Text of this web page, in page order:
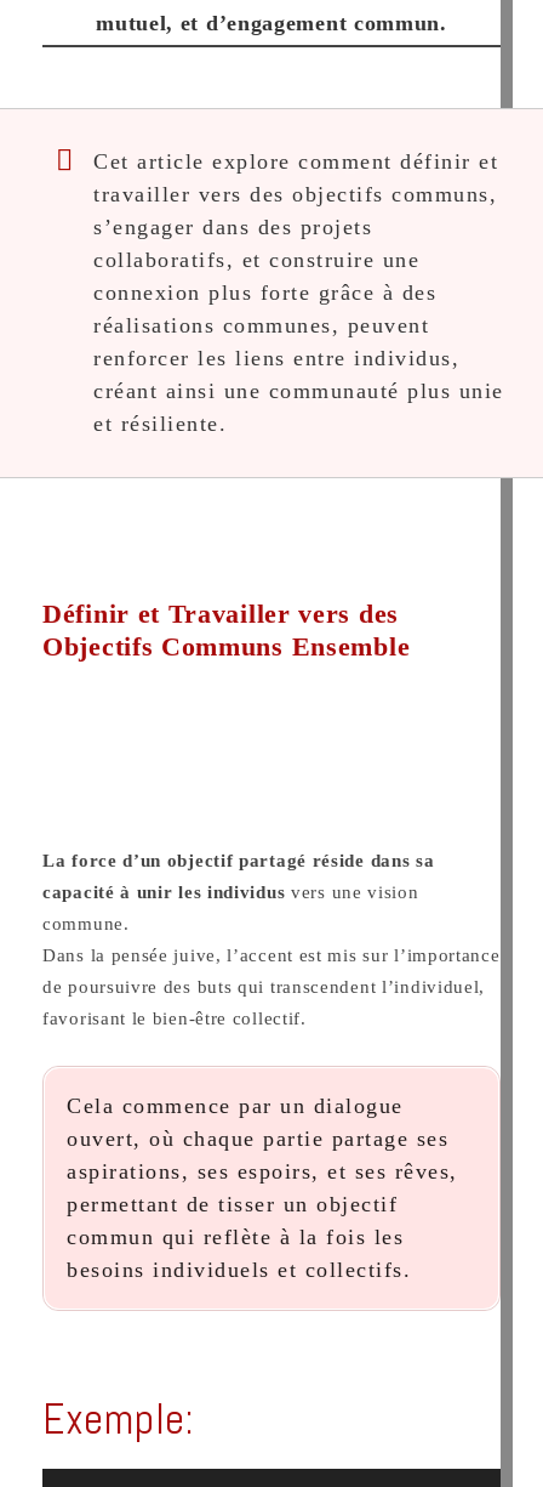
mutuel, et d’engagement commun.
Cet article explore comment définir et
travailler vers des objectifs communs,
s’engager dans des projets
collaboratifs, et construire une
connexion plus forte grâce à des
réalisations communes, peuvent
renforcer les liens entre individus,
créant ainsi une communauté plus unie
et résiliente.
Définir et Travailler vers des
Objectifs Communs Ensemble
La force d’un objectif partagé réside dans sa
capacité à unir les individus vers une vision
commune.
Dans la pensée juive, l’accent est mis sur l’importance
de poursuivre des buts qui transcendent l’individuel,
favorisant le bien-être collectif.
Cela commence par un dialogue
ouvert, où chaque partie partage ses
aspirations, ses espoirs, et ses rêves,
permettant de tisser un objectif
commun qui reflète à la fois les
besoins individuels et collectifs.
Exemple: